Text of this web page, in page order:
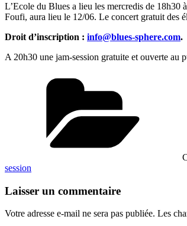
L’Ecole du Blues a lieu les mercredis de 18h30
Foufi, aura lieu le 12/06. Le concert gratuit des
Droit d’inscription : info@blues-sphere.com.
A 20h30 une jam-session gratuite et ouverte au
session
Laisser un commentaire
Votre adresse e-mail ne sera pas publiée. Les